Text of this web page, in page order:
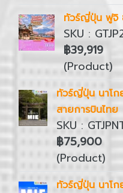
ทัวร์ญี่ปุ่น ฟูจิ
SKU :
฿39,919
(Product)
ทัวร์ญี่ปุ่น นาโก
สายการบินไทย
SKU :
฿75,900
(Product)
ทัวร์ญี่ปุ่น นาโก